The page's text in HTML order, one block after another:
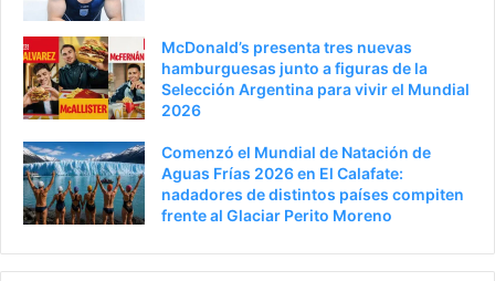
McDonald’s presenta tres nuevas
hamburguesas junto a figuras de la
Selección Argentina para vivir el Mundial
2026
Comenzó el Mundial de Natación de
Aguas Frías 2026 en El Calafate:
nadadores de distintos países compiten
frente al Glaciar Perito Moreno